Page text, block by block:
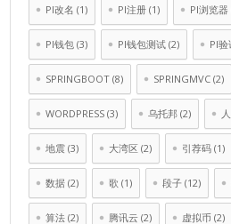
PI改名 (1) PI注册 (1) PI浏览器
PI钱包 (3) PI钱包测试 (2) PI
SPRINGBOOT (8) SPRINGMVC (2)
WORDPRESS (3) 乌托邦 (2)
地震 (3) 大湾区 (2) 引荐码 (1)
数据 (2) 歌 (1) 段子 (12)
算法 (2) 腾讯云 (2) 虚拟币 (2)